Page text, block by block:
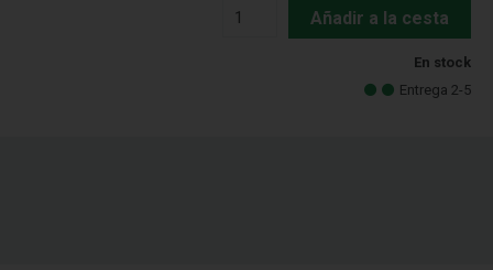
Añadir a la cesta
En stock
Entrega 2-5